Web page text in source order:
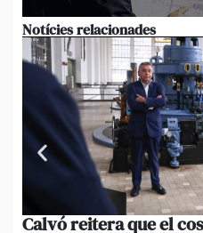
Notícies relacionades
Calvó reitera que el